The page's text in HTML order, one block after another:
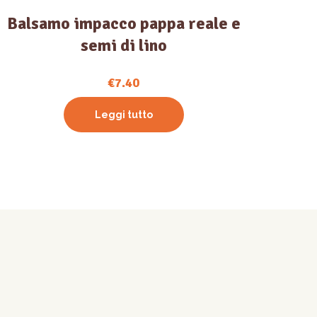
Balsamo impacco pappa reale e
semi di lino
€7.40
Leggi tutto